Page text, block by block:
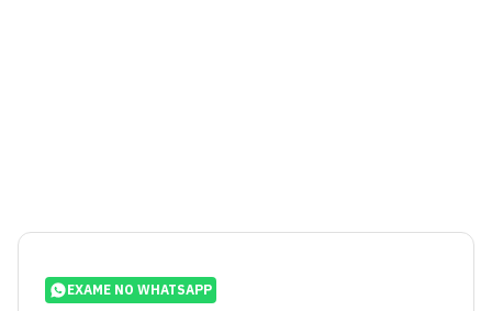
EXAME NO WHATSAPP